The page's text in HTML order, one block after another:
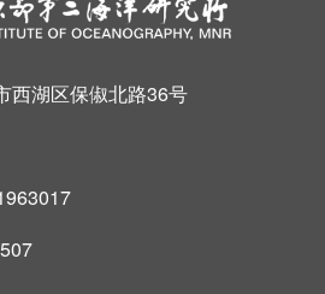
西湖区保俶北路36号